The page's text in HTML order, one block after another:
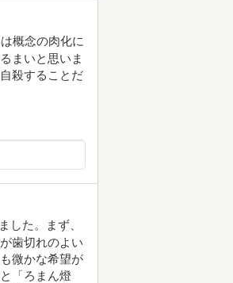
概念の肉化に
まいと思いま
殺することだ
した。まず、
歯切れのよい
微かな希望が
「ろまん燈